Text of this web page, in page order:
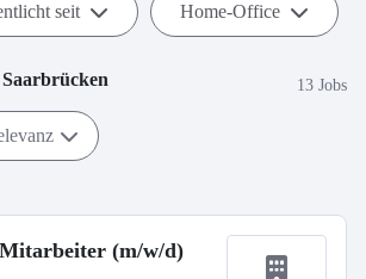
seit Home-Office
Saarbrücken 13 Jobs
(m/w/d)